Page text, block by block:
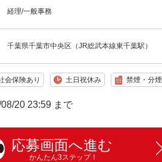
経理/一般事務
千葉県千葉市中央区（JR総武本線東千葉駅）
会保険あり 土日祝休み 禁煙・分煙
20 23:59 まで
応募画面へ進む
かんたん3ステップ！